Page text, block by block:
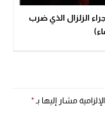
الزلزال الذي ضرب
مشار إليها بـ*